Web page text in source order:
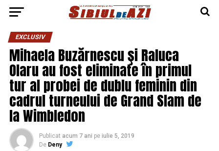
EXCLUSIV
Mihaela Buzărnescu şi Raluca
Olaru au fost eliminate în primul
tur al probei de dublu feminin din
cadrul turneului de Grand Slam de
la Wimbledon
Publicat acum 7 ani pe iulie 5, 2019
De Deny